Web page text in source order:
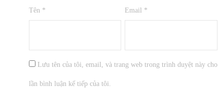
Tên * Email *
Lưu tên của tôi, email, và trang web trong trình duyệt này cho
lần bình luận kế tiếp của tôi.